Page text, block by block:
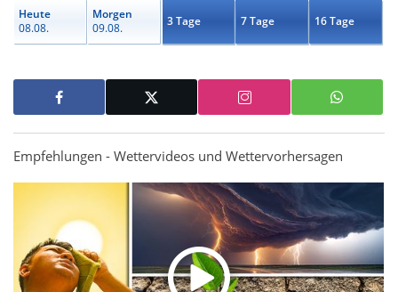
Heute
08.08.
Morgen
09.08.
3 Tage 7 Tage 16 Tage
Empfehlungen - Wettervideos und Wettervorhersagen